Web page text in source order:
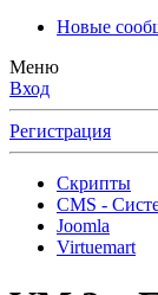
Новые
Меню
Вход
Регистрация
Скрипты
CMS -
Joomla
Virtuemart